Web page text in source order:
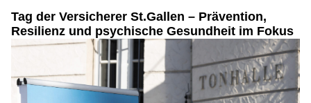
Tag der Versicherer St.Gallen – Prävention,
Resilienz und psychische Gesundheit im Fokus